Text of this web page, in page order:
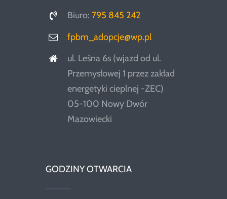
Biuro:795 845 242
fpbm_adopcje@wp.pl
ul. Leśna 6s (wjazd od ul.
Przemysłowej 1 przez zakład
energetyki cieplnej -ZEC)
05-100 Nowy Dwór
Mazowiecki
GODZINY OTWARCIA